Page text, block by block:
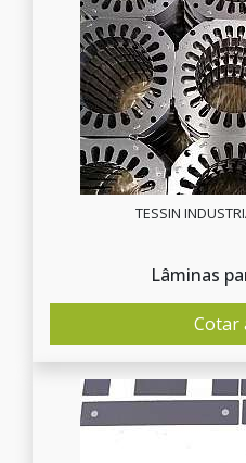
TESSIN
Lâminas
Cotar